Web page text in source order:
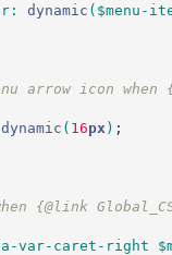
: dynamic ( $menu-
arrow icon
dynamic ( 16px ) ;
{@link
var-caret-right